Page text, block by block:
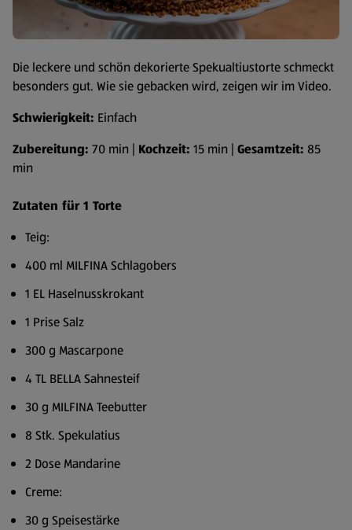
Die leckere und schön dekorierte Spekualtiustorte schmeckt
besonders gut. Wie sie gebacken wird, zeigen wir im Video.
Schwierigkeit: Einfach
Zubereitung: 70 min | Kochzeit: 15 min | Gesamtzeit: 85
min
Zutaten für 1 Torte
Teig:
400 ml MILFINA Schlagobers
1 EL Haselnusskrokant
1 Prise Salz
300 g Mascarpone
4 TL BELLA Sahnesteif
30 g MILFINA Teebutter
8 Stk. Spekulatius
2 Dose Mandarine
Creme:
30 g Speisestärke